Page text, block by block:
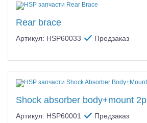
Rear brace
Артикул: HSP60033 Предзаказ
Shock absorber body+mount 2p
Артикул: HSP60001 Предзаказ